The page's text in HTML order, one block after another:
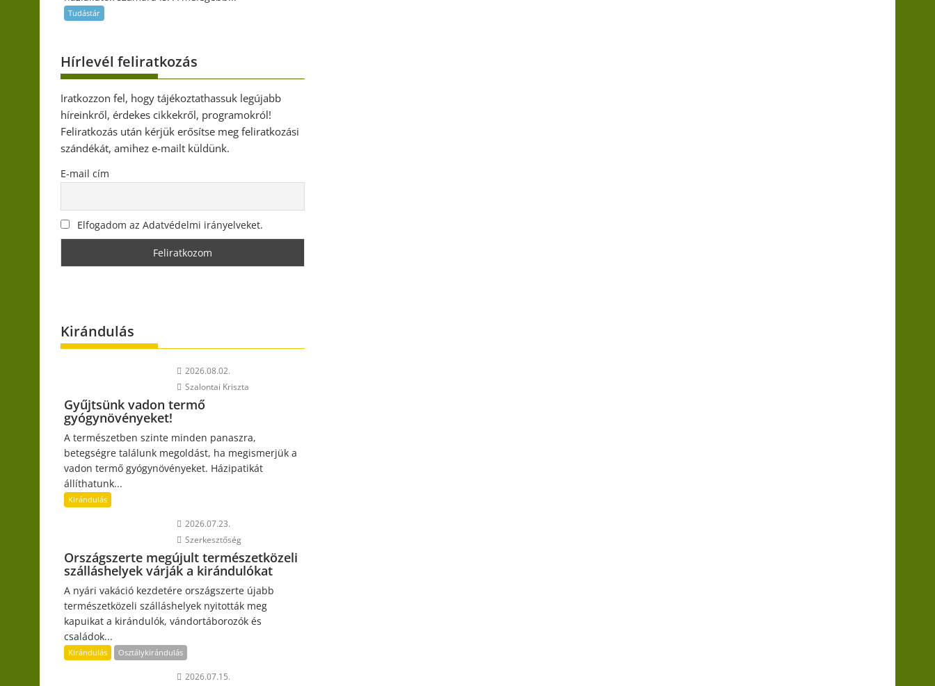
Tudástár
Hírlevél feliratkozás
Iratkozzon fel, hogy tájékoztathassuk legújabb
híreinkről, érdekes cikkekről, programokról!
Feliratkozás után kérjük erősítse meg feliratkozási
szándékát, amihez e-mailt küldünk.
E-mail cím
Elfogadom az Adatvédelmi irányelveket.
Kirándulás
2026.08.02.
Szalontai Kriszta
Gyűjtsünk vadon termő
gyógynövényeket!
A természetben szinte minden panaszra,
betegségre találunk megoldást, ha megismerjük a
vadon termő gyógynövényeket. Házipatikát
állíthatunk...
Kirándulás
2026.07.23.
Szerkesztőség
Országszerte megújult természetközeli
szálláshelyek várják a kirándulókat
A nyári vakáció kezdetére országszerte újabb
természetközeli szálláshelyek nyitották meg
kapuikat a kirándulók, vándortáborozók és
családok...
Kirándulás Osztálykirándulás
2026.07.15.